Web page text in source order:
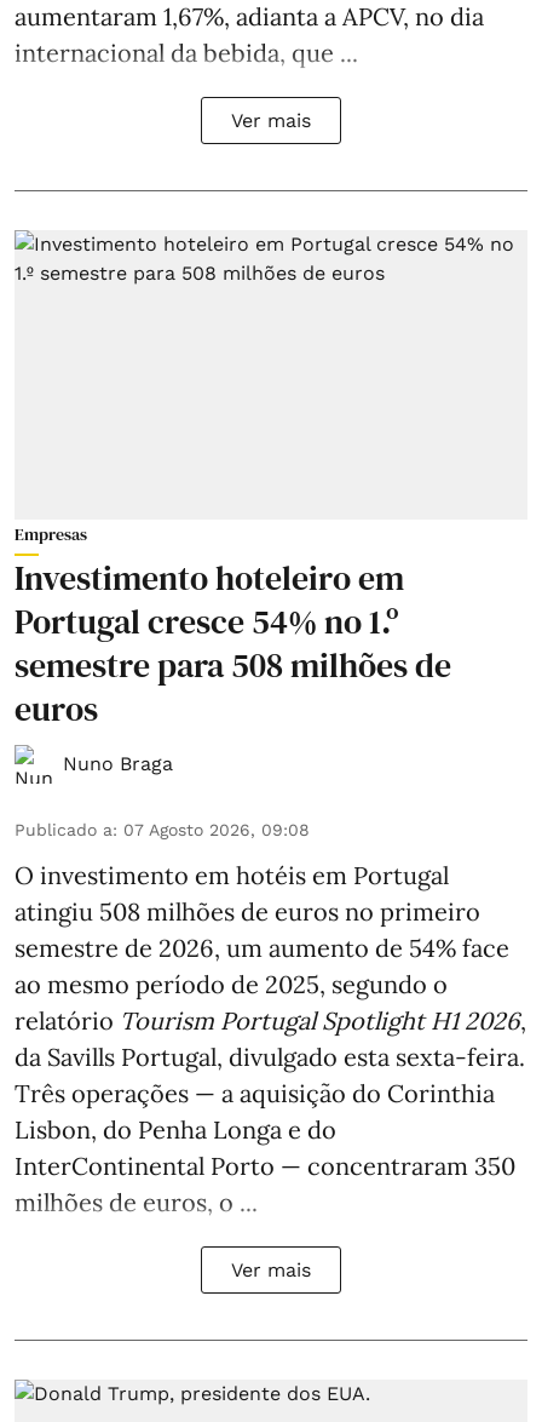
aumentaram 1,67%, adianta a APCV, no dia
internacional da bebida, que ...
Ver mais
Empresas
Investimento hoteleiro em
Portugal cresce 54% no 1.º
semestre para 508 milhões de
euros
Nuno Braga
Publicado a: 07 Agosto 2026, 09:08
O investimento em hotéis em Portugal
atingiu 508 milhões de euros no primeiro
semestre de 2026, um aumento de 54% face
ao mesmo período de 2025, segundo o
relatório Tourism Portugal Spotlight H1 2026,
da Savills Portugal, divulgado esta sexta-feira.
Três operações — a aquisição do Corinthia
Lisbon, do Penha Longa e do
InterContinental Porto — concentraram 350
milhões de euros, o ...
Ver mais